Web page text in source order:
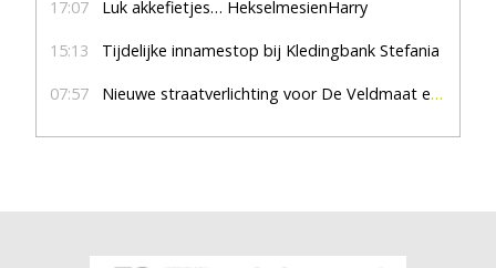
17:07 Luk akkefietjes… HekselmesienHarry
15:13 Tijdelijke innamestop bij Kledingbank Stefania
07:57 Nieuwe straatverlichting voor De Veldmaat en De Pas